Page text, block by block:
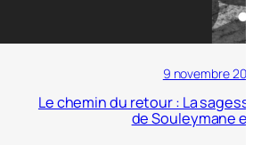
9 novembre
Le chemin du retour : La
de Souleymane